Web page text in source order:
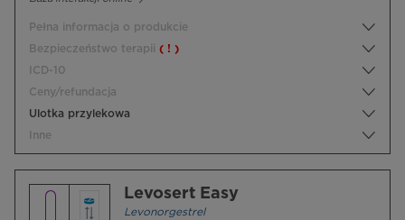
Pełna informacja o produkcie
Bezpieczeństwo terapii ( ! )
ICD-10
Ceny/refundacja
Ulotka przylekowa
Inne
Levosert Easy
Levonorgestrel